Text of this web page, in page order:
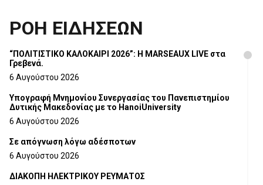
ΡΟΗ ΕΙΔΗΣΕΩΝ
“ΠΟΛΙΤΙΣΤΙΚΟ ΚΑΛΟΚΑΙΡΙ 2026”: Η MARSEAUX LIVE στα
Γρεβενά.
6 Αυγούστου 2026
Υπογραφή Μνημονίου Συνεργασίας του Πανεπιστημίου
Δυτικής Μακεδονίας με το HanoiUniversity
6 Αυγούστου 2026
Σε απόγνωση λόγω αδέσποτων
6 Αυγούστου 2026
ΔΙΑΚΟΠΗ ΗΛΕΚΤΡΙΚΟΥ ΡΕΥΜΑΤΟΣ